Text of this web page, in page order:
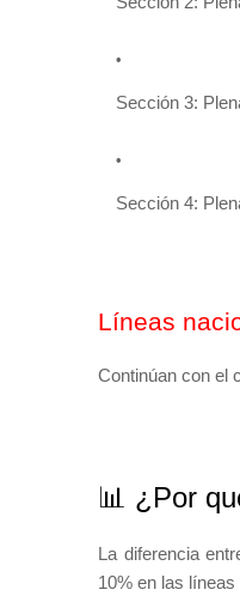
Sección 3:
Sección 4:
Líneas
Continúan con el
📊 ¿Por
La diferencia
10% en las